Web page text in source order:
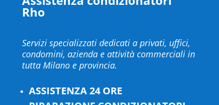
Rho
Servizi specializzati dedicati a privati, uffici,
condomini, azienda e attività commerciali in
tutta Milano e provincia.
ASSISTENZA 24 ORE